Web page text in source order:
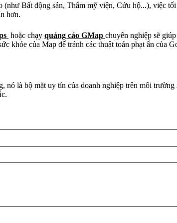
(như Bất động sản, Thẩm mỹ viện, Cứu hộ...), việc
hơn.
hoặc chạy quảng cáo GMap chuyên nghiệp sẽ
khỏe của Map để tránh các thuật toán phạt ẩn của
nó là bộ mặt uy tín của doanh nghiệp trên môi